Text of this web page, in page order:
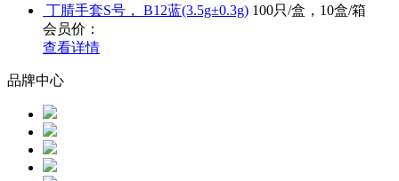
丁腈手套S号， B12蓝(3.5g±0.3g) 100只/盒，10盒/箱
会员价：
查看详情
品牌中心